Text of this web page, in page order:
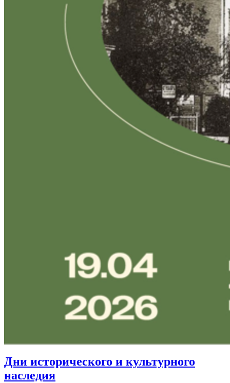
Дни исторического и культурного
наследия